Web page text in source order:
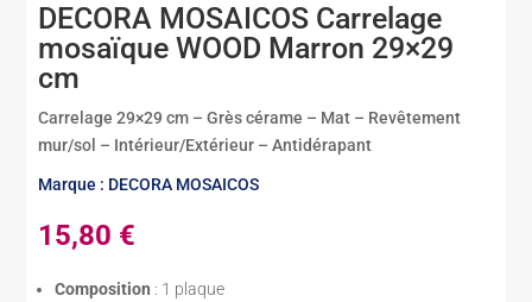
DECORA MOSAICOS Carrelage
mosaïque WOOD Marron 29×29
cm
Carrelage 29×29 cm – Grès cérame – Mat – Revêtement
mur/sol – Intérieur/Extérieur – Antidérapant
Marque : DECORA MOSAICOS
15,80 €
Composition : 1 plaque